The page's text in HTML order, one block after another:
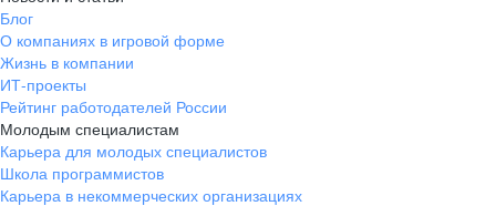
Блог
О компаниях в игровой форме
Жизнь в компании
ИТ-проекты
Рейтинг работодателей России
Молодым специалистам
Карьера для молодых специалистов
Школа программистов
Карьера в некоммерческих организациях